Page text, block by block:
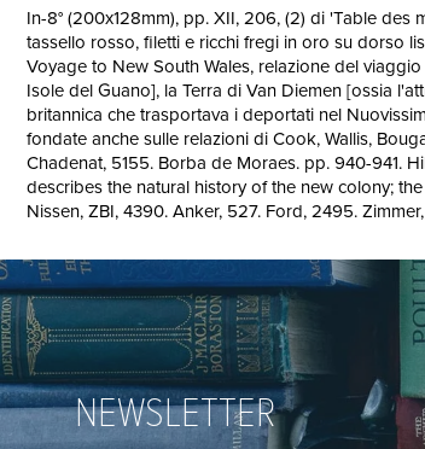
In-8° (200x128mm), pp. XII, 206, (2) di 'Table
tassello rosso, filetti e ricchi fregi in oro su dorso
Voyage to New South Wales, relazione del
Isole del Guano], la Terra di Van Diemen [ossia
britannica che trasportava i deportati nel
fondate anche sulle relazioni di Cook, Wallis,
Chadenat, 5155. Borba de Moraes. pp. 940-941.
describes the natural history of the new colony;
Nissen, ZBI, 4390. Anker, 527. Ford, 2495.
NEWSLETTER